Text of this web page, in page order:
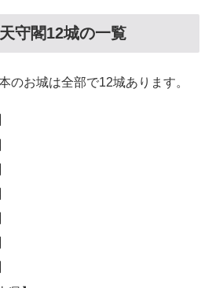
守閣12城の一覧
のお城は全部で12城あります。